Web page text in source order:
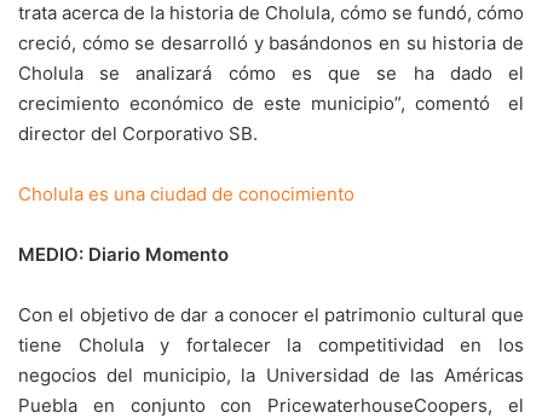
trata acerca de la historia de Cholula, cómo se fundó, cómo
creció, cómo se desarrolló y basándonos en su historia de
Cholula se analizará cómo es que se ha dado el
crecimiento económico de este municipio”, comentó el
director del Corporativo SB.
Cholula es una ciudad de conocimiento
MEDIO: Diario Momento
Con el objetivo de dar a conocer el patrimonio cultural que
tiene Cholula y fortalecer la competitividad en los
negocios del municipio, la Universidad de las Américas
Puebla en conjunto con PricewaterhouseCoopers, el